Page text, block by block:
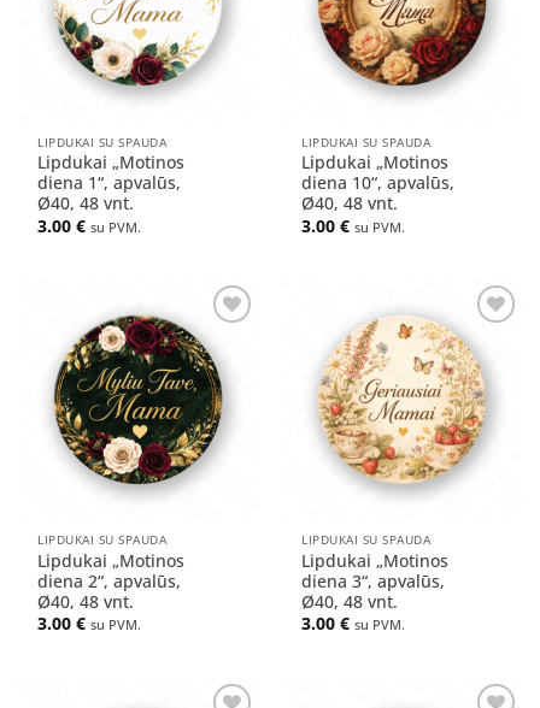
LIPDUKAI SU SPAUDA
Lipdukai „Motinos
diena 1“, apvalūs,
Ø40, 48 vnt.
3.00€ su PVM.
LIPDUKAI SU SPAUDA
Lipdukai „Motinos
diena 10“, apvalūs,
Ø40, 48 vnt.
3.00€ su PVM.
Pridėti
į norų
sąrašą
LIPDUKAI SU SPAUDA
Lipdukai „Motinos
diena 2“, apvalūs,
Ø40, 48 vnt.
3.00€ su PVM.
Pridėti
į norų
sąrašą
LIPDUKAI SU SPAUDA
Lipdukai „Motinos
diena 3“, apvalūs,
Ø40, 48 vnt.
3.00€ su PVM.